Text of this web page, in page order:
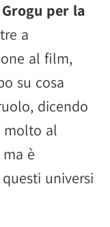
per la
a
al film,
su cosa
dicendo
molto al
è
universi